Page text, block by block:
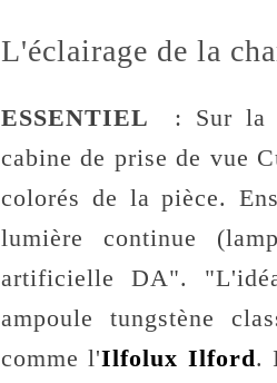
L'éclairage de la
ESSENTIEL
: Sur la
cabine de prise de vue
colorés de la pièce.
lumière continue
artificielle DA".
ampoule tungstène
comme l'Ilfolux Ilford.